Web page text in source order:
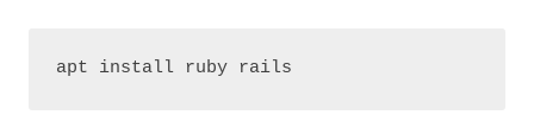
apt install ruby rails